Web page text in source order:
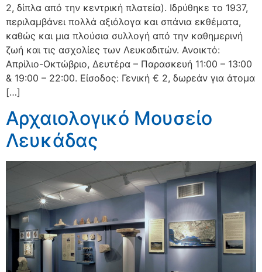
2, δίπλα από την κεντρική πλατεία). Ιδρύθηκε το 1937,
περιλαμβάνει πολλά αξιόλογα και σπάνια εκθέματα,
καθώς και μια πλούσια συλλογή από την καθημερινή
ζωή και τις ασχολίες των Λευκαδιτών. Ανοικτό:
Απρίλιο-Οκτώβριο, Δευτέρα – Παρασκευή 11:00 – 13:00
& 19:00 – 22:00. Είσοδος: Γενική € 2, δωρεάν για άτομα
[…]
Αρχαιολογικό Μουσείο
Λευκάδας